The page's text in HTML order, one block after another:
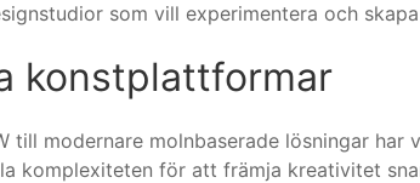
som vill experimentera och
konstplattformar
till modernare molnbaserade lösningar
komplexiteten för att främja kreativitet